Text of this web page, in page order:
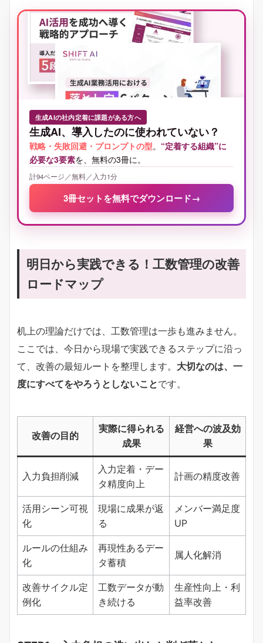
生成AIの社内定着に課題がある方へ
生成AI、導入したのに使われていない？
戦略・失敗回避・プロンプトの型。 “定着する組織”に
必要な3要素を、無料の3冊に。
計94ページ／無料／入力1分
3冊セットを無料でダウンロード→
明日から実践できる！工数管理の改善
ロードマップ
机上の理論だけでは、工数管理は一歩も進みません。
ここでは、今日から現場で実践できるステップに沿っ
て、改善の最短ルートを整理します。 大切なのは、一
度にすべてをやろうとしないことです。
改善の目的
実際に得られる
成果
経営への波及効
果
入力負担削減
入力定着・デー
タ精度向上
計画の精度改善
活用シーン可視
化
現場に成果が返
る
メンバー満足度
UP
ルールの仕組み
化
再現性あるデー
タ蓄積
属人化解消
改善サイクル定
例化
工数データが動
き続ける
生産性向上・利
益率改善